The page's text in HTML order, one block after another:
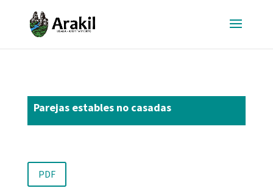
Parejas estables no casadas
PDF